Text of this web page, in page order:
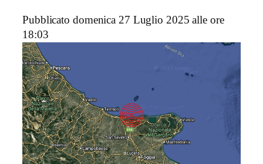
Pubblicato domenica 27 Luglio 2025 alle ore
18:03